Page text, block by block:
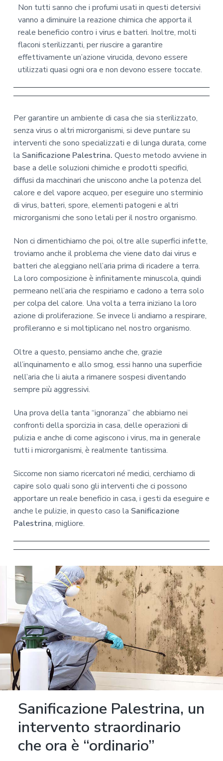
Non tutti sanno che i profumi usati in questi detersivi
vanno a diminuire la reazione chimica che apporta il
reale beneficio contro i virus e batteri. Inoltre, molti
flaconi sterilizzanti, per riuscire a garantire
effettivamente un’azione virucida, devono essere
utilizzati quasi ogni ora e non devono essere toccate.
Per garantire un ambiente di casa che sia sterilizzato,
senza virus o altri microrganismi, si deve puntare su
interventi che sono specializzati e di lunga durata, come
la Sanificazione Palestrina. Questo metodo avviene in
base a delle soluzioni chimiche e prodotti specifici,
diffusi da macchinari che uniscono anche la potenza del
calore e del vapore acqueo, per eseguire uno sterminio
di virus, batteri, spore, elementi patogeni e altri
microrganismi che sono letali per il nostro organismo.
Non ci dimentichiamo che poi, oltre alle superfici infette,
troviamo anche il problema che viene dato dai virus e
batteri che aleggiano nell’aria prima di ricadere a terra.
La loro composizione è infinitamente minuscola, quindi
permeano nell’aria che respiriamo e cadono a terra solo
per colpa del calore. Una volta a terra iniziano la loro
azione di proliferazione. Se invece li andiamo a respirare,
profileranno e si moltiplicano nel nostro organismo.
Oltre a questo, pensiamo anche che, grazie
all’inquinamento e allo smog, essi hanno una superficie
nell’aria che li aiuta a rimanere sospesi diventando
sempre più aggressivi.
Una prova della tanta “ignoranza” che abbiamo nei
confronti della sporcizia in casa, delle operazioni di
pulizia e anche di come agiscono i virus, ma in generale
tutti i microrganismi, è realmente tantissima.
Siccome non siamo ricercatori né medici, cerchiamo di
capire solo quali sono gli interventi che ci possono
apportare un reale beneficio in casa, i gesti da eseguire e
anche le pulizie, in questo caso la Sanificazione
Palestrina, migliore.
Sanificazione Palestrina, un
intervento straordinario
che ora è “ordinario”